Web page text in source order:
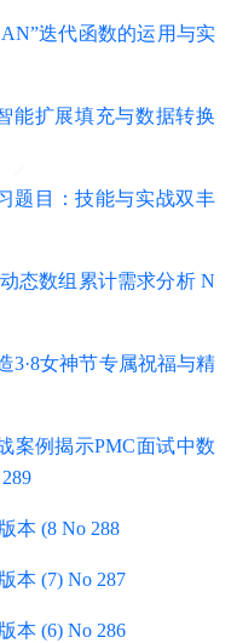
迭代函数的运用与实
能扩展填充与数据转换
题目：技能与实战双丰
态数组累计需求分析 N
3·8女神节专属祝福与精
案例揭示PMC面试中数
本 (8 No 288
本 (7) No 287
本 (6) No 286